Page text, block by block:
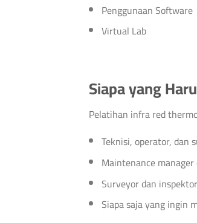
Penggunaan Software
Virtual Lab
Siapa yang
Pelatihan infra red
Teknisi, operator, dan
Maintenance
Surveyor dan
Siapa saja yang ingin